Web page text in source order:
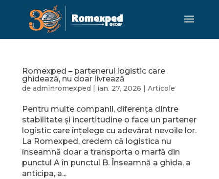
Romexped – partenerul logistic care
ghidează, nu doar livrează
de adminromexped | ian. 27, 2026 | Articole
Pentru multe companii, diferența dintre
stabilitate și incertitudine o face un partener
logistic care înțelege cu adevărat nevoile lor.
La Romexped, credem că logistica nu
înseamnă doar a transporta o marfă din
punctul A în punctul B. Înseamnă a ghida, a
anticipa, a...